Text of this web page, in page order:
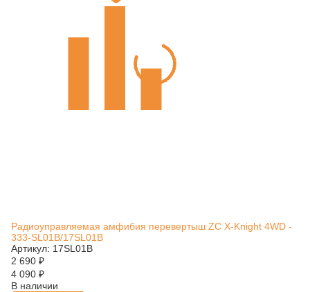
Радиоуправляемая амфибия перевертыш ZC X-Knight 4WD -
333-SL01B/17SL01B
Артикул: 17SL01B
2 690 ₽
4 090 ₽
В наличии